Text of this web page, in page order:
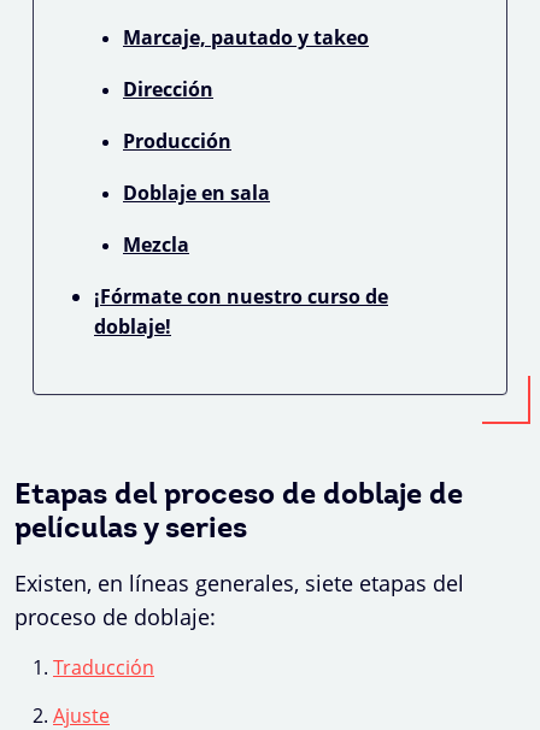
Marcaje, pautado y takeo
Dirección
Producción
Doblaje en sala
Mezcla
¡Fórmate con nuestro curso de
doblaje!
Etapas del proceso de doblaje de
películas y series
Existen, en líneas generales, siete etapas del
proceso de doblaje:
Traducción
Ajuste